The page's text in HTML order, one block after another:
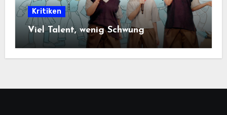
Kritiken
Viel Talent, wenig Schwung